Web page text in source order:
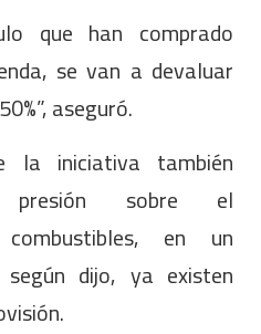
que han comprado
se van a devaluar
aseguró.
la iniciativa también
presión sobre el
en un
dijo, ya existen